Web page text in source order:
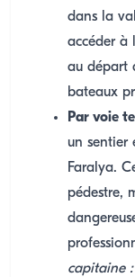
dans la
accéder à
au départ
bateaux
Par voie
un sentier
Faralya.
pédestre,
capitaine